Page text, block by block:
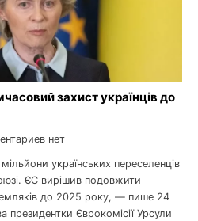
захист українців до
нет
українських переселенців
ЄС вирішив подовжити
до 2025 року, — пише 24
президентки Єврокомісії Урсули